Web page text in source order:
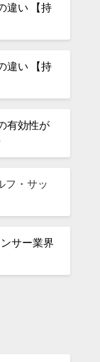
違い 【持
違い 【持
有効性が
フ・サッ
サー業界